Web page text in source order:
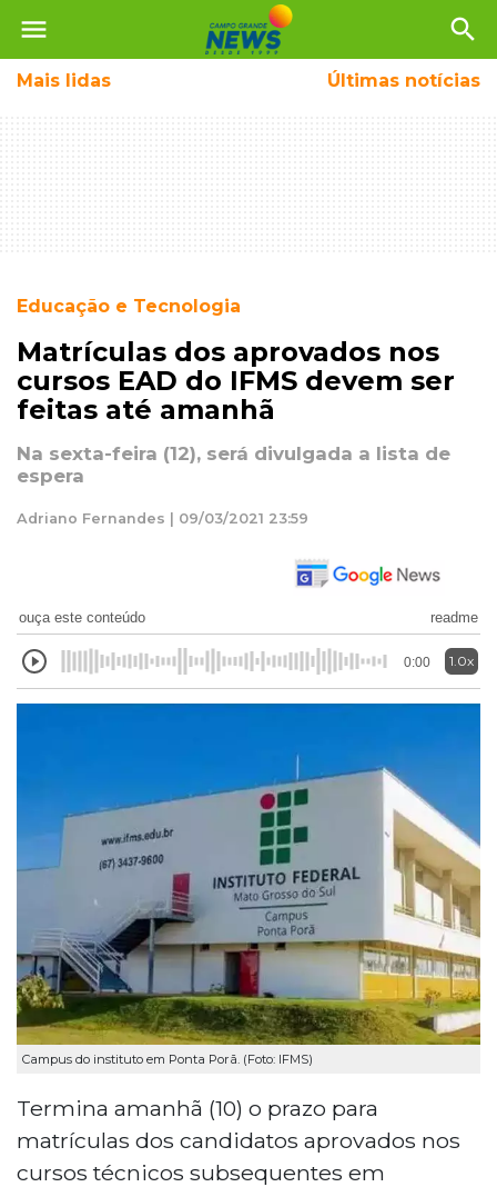
menu search
Mais lidas Últimas notícias
Educação e Tecnologia
Matrículas dos aprovados nos
cursos EAD do IFMS devem ser
feitas até amanhã
Na sexta-feira (12), será divulgada a lista de
espera
Adriano Fernandes | 09/03/2021 23:59
ouça este conteúdo readme
0:00 1.0x
Campus do instituto em Ponta Porã. (Foto: IFMS)
Termina amanhã (10) o prazo para
matrículas dos candidatos aprovados nos
cursos técnicos subsequentes em